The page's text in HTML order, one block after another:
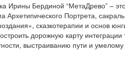
Ирины Бердиной “МетаДрево” –
Архетипического Портрета,
сказкотерапии и основ
дорожную карту интеграции
выстраиванию пути и